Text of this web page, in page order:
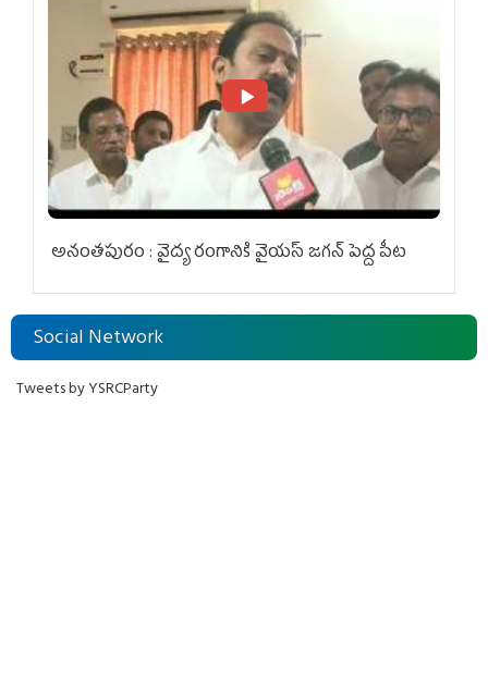
అనంతపురం : వైద్య రంగానికి వైయ‌స్ జ‌గ‌న్ పెద్ద పీట
Social Network
Tweets by YSRCParty